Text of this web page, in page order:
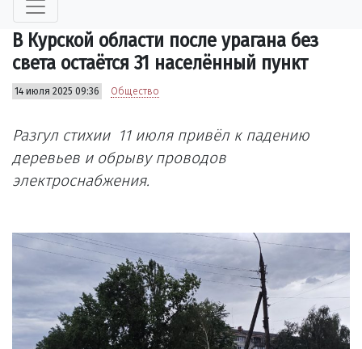
В Курской области после урагана без
света остаётся 31 населённый пункт
14 июля 2025 09:36 Общество
Разгул стихии 11 июля привёл к падению
деревьев и обрыву проводов
электроснабжения.